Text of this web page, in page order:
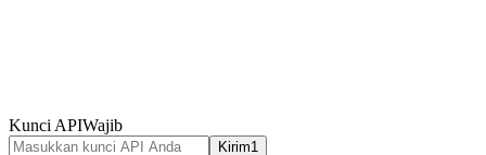
Kunci APIWajib
Kirim1